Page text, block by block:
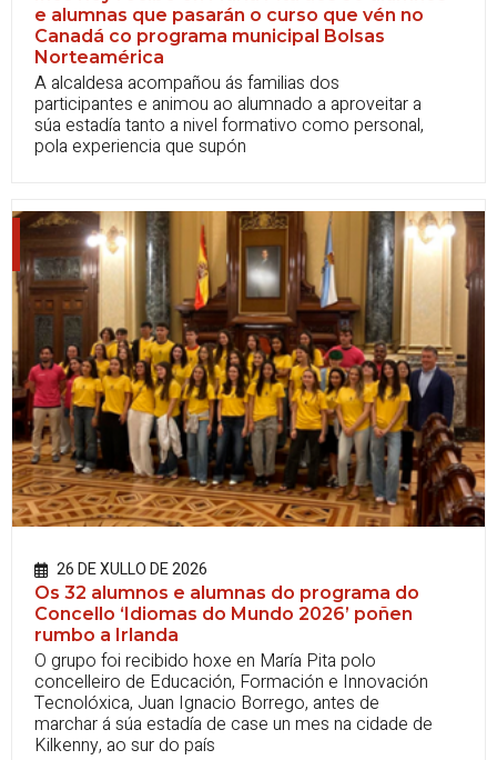
e alumnas que pasarán o curso que vén no
Canadá co programa municipal Bolsas
Norteamérica
A alcaldesa acompañou ás familias dos
participantes e animou ao alumnado a aproveitar a
súa estadía tanto a nivel formativo como personal,
pola experiencia que supón
26 DE XULLO DE 2026
Os 32 alumnos e alumnas do programa do
Concello ‘Idiomas do Mundo 2026’ poñen
rumbo a Irlanda
O grupo foi recibido hoxe en María Pita polo
concelleiro de Educación, Formación e Innovación
Tecnolóxica, Juan Ignacio Borrego, antes de
marchar á súa estadía de case un mes na cidade de
Kilkenny, ao sur do país